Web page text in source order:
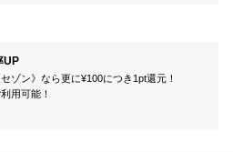
UP
ゾン》なら更に¥100につき1pt還元！
用可能！